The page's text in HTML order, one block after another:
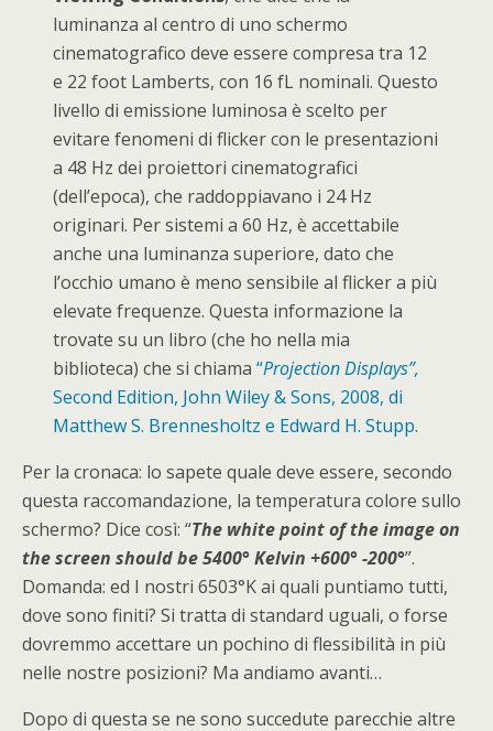
luminanza al centro di uno schermo
cinematografico deve essere compresa tra 12
e 22 foot Lamberts, con 16 fL nominali. Questo
livello di emissione luminosa è scelto per
evitare fenomeni di flicker con le presentazioni
a 48 Hz dei proiettori cinematografici
(dell’epoca), che raddoppiavano i 24 Hz
originari. Per sistemi a 60 Hz, è accettabile
anche una luminanza superiore, dato che
l’occhio umano è meno sensibile al flicker a più
elevate frequenze. Questa informazione la
trovate su un libro (che ho nella mia
biblioteca) che si chiama“Projection Displays”,
Second Edition, John Wiley & Sons, 2008, di
Matthew S. Brennesholtz e Edward H. Stupp.
Per la cronaca: lo sapete quale deve essere, secondo
questa raccomandazione, la temperatura colore sullo
schermo? Dice così: “The white point of the image on
the screen should be 5400° Kelvin +600° -200°”.
Domanda: ed I nostri 6503°K ai quali puntiamo tutti,
dove sono finiti? Si tratta di standard uguali, o forse
dovremmo accettare un pochino di flessibilità in più
nelle nostre posizioni? Ma andiamo avanti…
Dopo di questa se ne sono succedute parecchie altre